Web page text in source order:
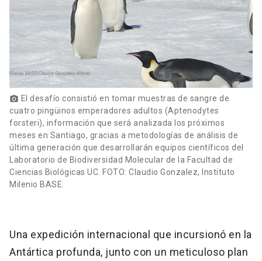
photo_camera El desafío consistió en tomar muestras de sangre de
cuatro pingüinos emperadores adultos (Aptenodytes
forsteri), información que será analizada los próximos
meses en Santiago, gracias a metodologías de análisis de
última generación que desarrollarán equipos científicos del
Laboratorio de Biodiversidad Molecular de la Facultad de
Ciencias Biológicas UC. FOTO: Claudio Gonzalez, Instituto
Milenio BASE.
Una expedición internacional que incursionó en la
Antártica profunda, junto con un meticuloso plan